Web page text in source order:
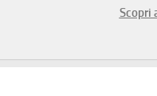
Scopri